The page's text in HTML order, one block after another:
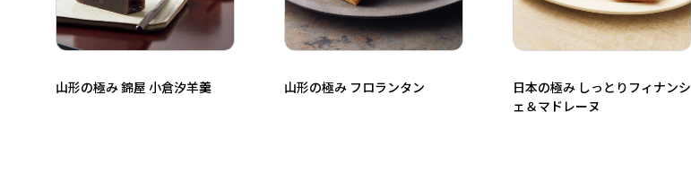
山形の極み 錦屋 小倉汐羊羹 山形の極み フロランタン
日本の極み しっとりフィナンシ
ェ＆マドレーヌ